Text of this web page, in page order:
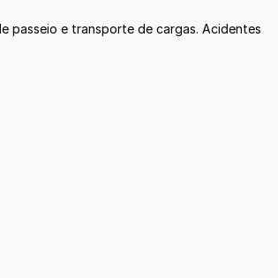
passeio e transporte de cargas. Acidentes